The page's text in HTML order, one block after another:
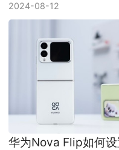
2024-08-12
华为Nova Flip如何设